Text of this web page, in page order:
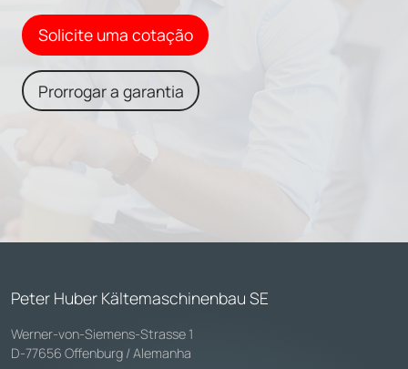
Solicite uma cotação
Prorrogar a garantia
Peter Huber Kältemaschinenbau SE
Werner-von-Siemens-Strasse 1
D-77656 Offenburg / Alemanha